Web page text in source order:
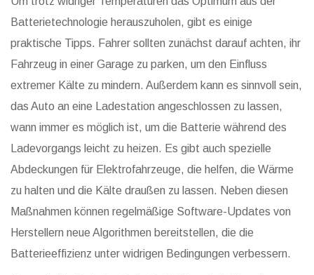
Batterietechnologie herauszuholen, gibt es einige
praktische Tipps. Fahrer sollten zunächst darauf achten, ihr
Fahrzeug in einer Garage zu parken, um den Einfluss
extremer Kälte zu mindern. Außerdem kann es sinnvoll sein,
das Auto an eine Ladestation angeschlossen zu lassen,
wann immer es möglich ist, um die Batterie während des
Ladevorgangs leicht zu heizen. Es gibt auch spezielle
Abdeckungen für Elektrofahrzeuge, die helfen, die Wärme
zu halten und die Kälte draußen zu lassen. Neben diesen
Maßnahmen können regelmäßige Software-Updates von
Herstellern neue Algorithmen bereitstellen, die die
Batterieeffizienz unter widrigen Bedingungen verbessern.